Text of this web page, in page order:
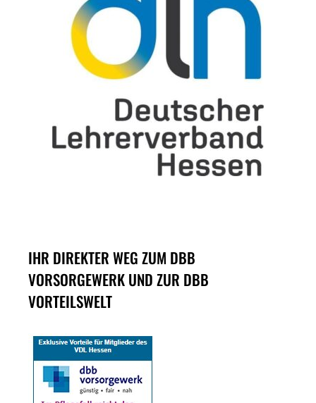
IHR DIREKTER WEG ZUM DBB
VORSORGEWERK UND ZUR DBB
VORTEILSWELT